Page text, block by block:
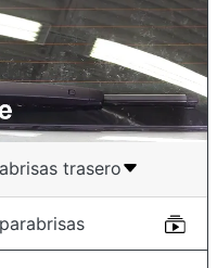
trasero